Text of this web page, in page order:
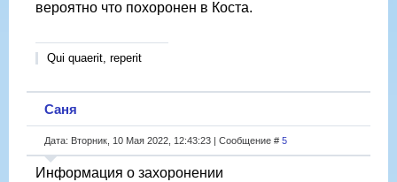
вероятно что похоронен в Коста.
Qui quaerit, reperit
Саня
Дата: Вторник, 10 Мая 2022, 12:43:23 | Сообщение # 5
Информация о захоронении